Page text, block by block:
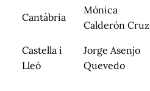
Cantàbria
Mónica
Calderón Cruz
Castella i
Lleó
Jorge Asenjo
Quevedo